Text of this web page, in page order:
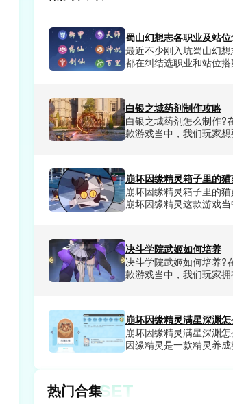
蜀山幻想志各职业及站
最近不少刚入坑蜀山幻想
都在纠结选职业和站位
人试了好几套搭配都没摸
辑，都在找一套能从新
后期的成熟方案。小编
白银之城药剂制作攻略
白银之城药剂怎么制作?
款游戏当中，我们玩家
药剂制作方法教程，可以
掌握制作方法技巧，需
来小编这里了解一下。
崩坏因缘精灵箱子里的
崩坏因缘精灵箱子里的
崩坏因缘精灵这款游戏
解锁。不知道怎么获得的
方法小编这里都给大家
感兴趣的小伙伴们赶紧
决斗学院武姬如何培养
决斗学院武姬如何培养?
款游戏当中，我们玩家
武姬，那么今天小编就和
下决斗学院武姬培养技
选到最合适自己的武姬
崩坏因缘精灵满星深渊
崩坏因缘精灵满星深渊
因缘精灵是一款精灵养
和兑换券等等，其中深
热门合集SET